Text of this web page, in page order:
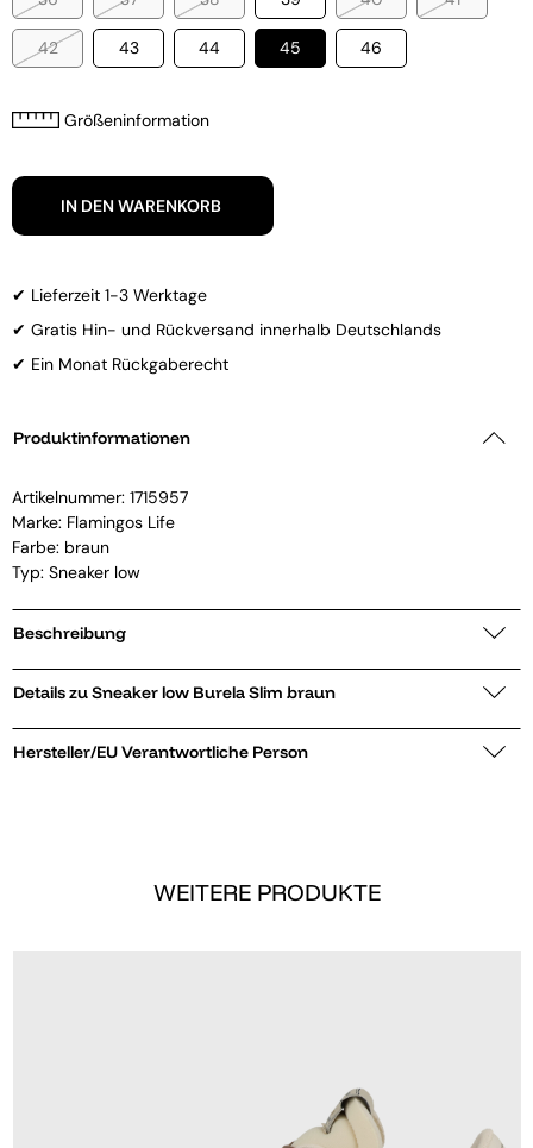
42 43 44 45 46
Größeninformation
IN DEN WARENKORB
✔ Lieferzeit 1-3 Werktage
✔ Gratis Hin- und Rückversand innerhalb Deutschlands
✔ Ein Monat Rückgaberecht
Produktinformationen
Artikelnummer: 1715957
Marke: Flamingos Life
Farbe: braun
Typ: Sneaker low
Beschreibung
Details zu Sneaker low Burela Slim braun
Hersteller/EU Verantwortliche Person
WEITERE PRODUKTE